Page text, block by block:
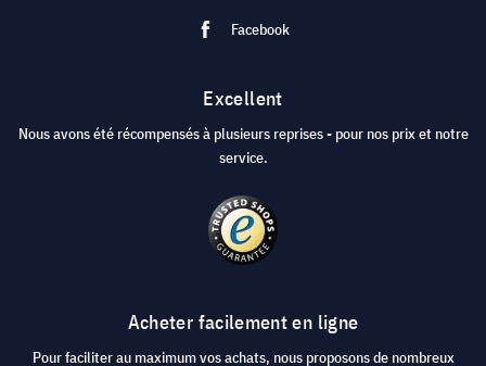
Facebook
Excellent
Nous avons été récompensés à plusieurs reprises - pour nos prix et notre
service.
Acheter facilement en ligne
Pour faciliter au maximum vos achats, nous proposons de nombreux